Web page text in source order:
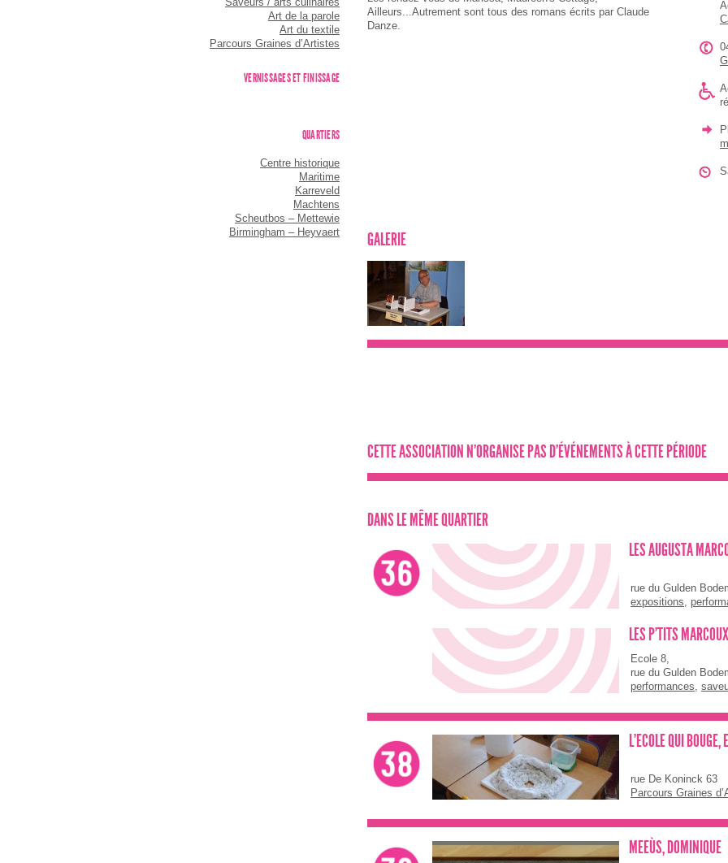
Art de la parole
Art du textile
Parcours Graines d’Artistes
VERNISSAGES ET FINISSAGE
QUARTIERS
Centre historique
Maritime
Karreveld
Machtens
Scheutbos – Mettewie
Birmingham – Heyvaert
Ailleurs...Autrement sont tous des romans écrits par Claude
Danze.
GALERIE
CETTE ASSOCIATION N'ORGANISE PAS D'ÉVÉNEMENTS À CETTE PÉRIODE
DANS LE MÊME QUARTIER
LES AUGUSTA
rue du Gulden
expositions,
LES P'TITS
Ecole 8,
rue du Gulden
performances,
L'ECOLE QUI BOUGE,
rue De Koninck 63
Parcours Graines
MEEÙS, DOMINIQUE